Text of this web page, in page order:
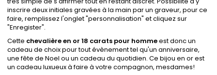
inscrire deux initiales gravées à la main par un graveur, pour ce
faire, remplissez l'onglet "personnalisation" et cliquez sur
"Enregister".
Cette chevalière en or 18 carats pour hommeest donc un
cadeau de choix pour tout évènement tel qu'un anniversaire,
une fête de Noel ou un cadeau du quotidien. Ce bijou en or est
un cadeau luxueux à faire à votre compagnon, mesdames!